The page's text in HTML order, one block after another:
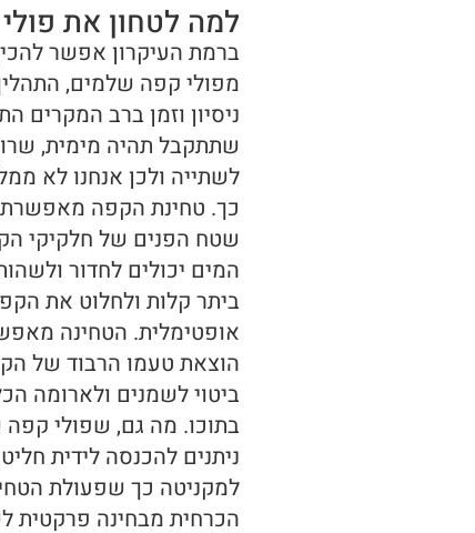
למה לטחון את
ברמת העיקרון אפשר
מפולי קפה שלמים,
ניסיון וזמן ברב המקרים
שתתקבל תהיה מימית,
לשתייה ולכן אנחנו לא
כך. טחינת הקפה
שטח הפנים של חלקיקי
המים יכולים לחדור
ביתר קלות ולחלוט את
אופטימלית. הטחינה
הוצאת טעמו הרבוד של
ביטוי לשמנים ולארומה
בתוכו. מה גם, שפולי
ניתנים להכנסה לידית
למקניטה כך שפעולת
הכרחית מבחינה פרקטית